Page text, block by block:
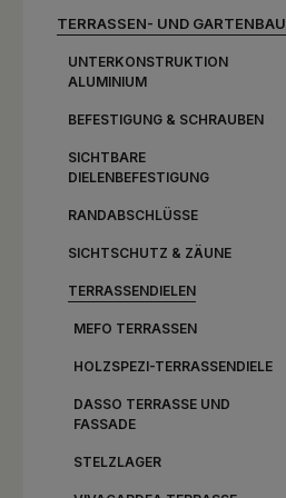
TERRASSEN- UND GARTENBAU
UNTERKONSTRUKTION
ALUMINIUM
BEFESTIGUNG & SCHRAUBEN
SICHTBARE
DIELENBEFESTIGUNG
RANDABSCHLÜSSE
SICHTSCHUTZ & ZÄUNE
TERRASSENDIELEN
MEFO TERRASSEN
HOLZSPEZI-TERRASSENDIELE
DASSO TERRASSE UND
FASSADE
STELZLAGER